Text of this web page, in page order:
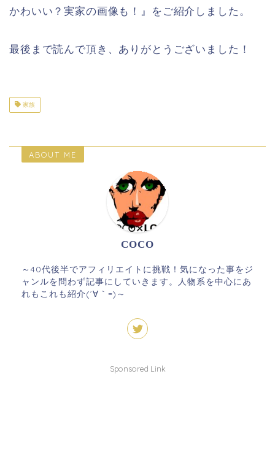
かわいい？実家の画像も！』をご紹介しました。
最後まで読んで頂き、ありがとうございました！
家族
ABOUT ME
COCO
～40代後半でアフィリエイトに挑戦！気になった事をジ
ャンルを問わず記事にしていきます。人物系を中心にあ
れもこれも紹介(´∀｀=)～
Sponsored Link